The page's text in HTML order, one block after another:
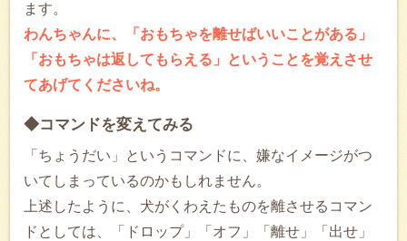
ます。
わんちゃんに、「おもちゃを離せばいいことがある」
「おもちゃは返してもらえる」ということを覚えさせ
てあげてくださいね。
◆コマンドを変えてみる
「ちょうだい」というコマンドに、嫌なイメージがつ
いてしまっているのかもしれません。
上述したように、犬がくわえたものを離させるコマン
ドとしては、「ドロップ」「オフ」「離せ」「出せ」